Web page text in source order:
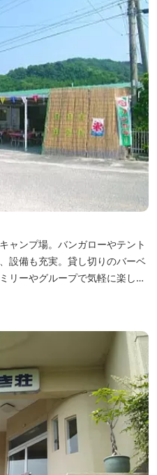
ャンプ場。バンガローやテント
設備も充実。貸し切りのバーベ
リーやグループで気軽に楽しむ